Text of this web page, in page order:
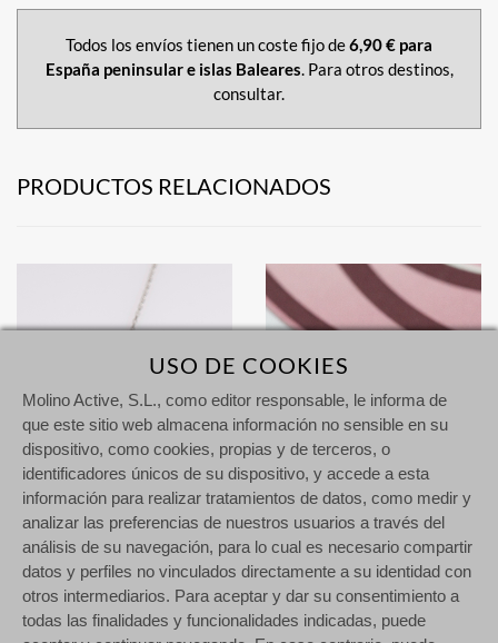
Todos los envíos tienen un coste fijo de6,90 € para
España peninsular e islas Baleares. Para otros destinos,
consultar.
PRODUCTOS RELACIONADOS
Maestro 55 Mini Circon & Cadena de plata
182,00 €
Maestro 11 Mini Circon & Cadena de plata
182,00 €
USO DE COOKIES
Molino Active, S.L., como editor responsable, le informa de
que este sitio web almacena información no sensible en su
dispositivo, como cookies, propias y de terceros, o
identificadores únicos de su dispositivo, y accede a esta
información para realizar tratamientos de datos, como medir y
analizar las preferencias de nuestros usuarios a través del
análisis de su navegación, para lo cual es necesario compartir
datos y perfiles no vinculados directamente a su identidad con
otros intermediarios. Para aceptar y dar su consentimiento a
todas las finalidades y funcionalidades indicadas, puede